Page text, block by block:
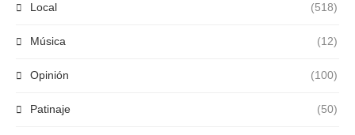
Local (518)
Música (12)
Opinión (100)
Patinaje (50)